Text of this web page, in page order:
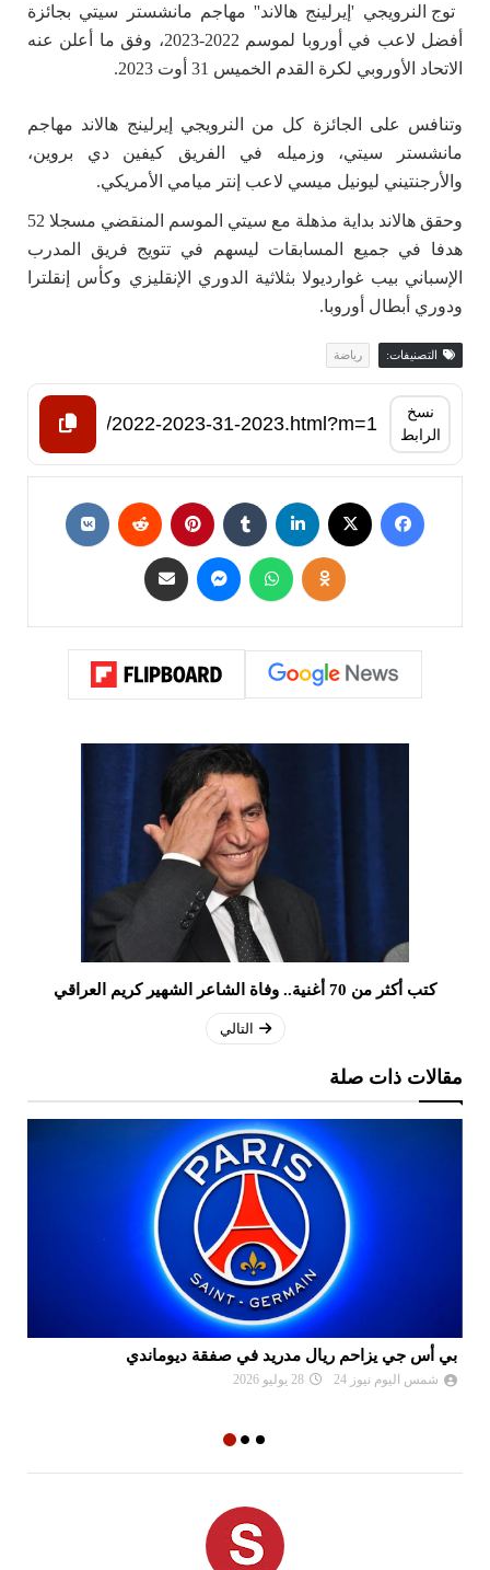
توج النرويجي 'إيرلينج هالاند'' مهاجم مانشستر سيتي بجائزة
أفضل لاعب في أوروبا لموسم 2022-2023، وفق ما أعلن عنه
الاتحاد الأوروبي لكرة القدم الخميس 31 أوت 2023.
وتنافس على الجائزة كل من النرويجي إيرلينج هالاند مهاجم
مانشستر سيتي، وزميله في الفريق كيفين دي بروين،
والأرجنتيني ليونيل ميسي لاعب إنتر ميامي الأمريكي.
وحقق هالاند بداية مذهلة مع سيتي الموسم المنقضي مسجلا 52
هدفا في جميع المسابقات ليسهم في تتويج فريق المدرب
الإسباني بيب غوارديولا بثلاثية الدوري الإنقليزي وكأس إنقلترا
ودوري أبطال أوروبا.
التصنيفات: رياضة
نسخ
الرابط
كتب أكثر من 70 أغنية.. وفاة الشاعر الشهير كريم العراقي
التالي
مقالات ذات صلة
بي أس جي يزاحم ريال مدريد في صفقة ديوماندي
شمس اليوم نيوز 24 28 يوليو 2026